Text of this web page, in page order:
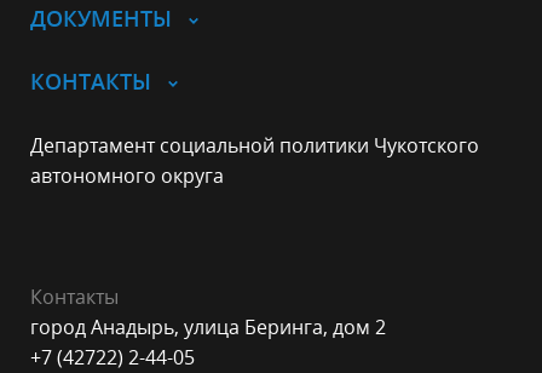
ДОКУМЕНТЫ
КОНТАКТЫ
Департамент социальной политики Чукотского
автономного округа
Контакты
город Анадырь, улица Беринга, дом 2
+7 (42722) 2-44-05